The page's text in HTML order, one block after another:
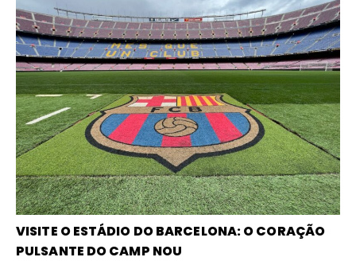
VISITE O ESTÁDIO DO BARCELONA: O CORAÇÃO
PULSANTE DO CAMP NOU